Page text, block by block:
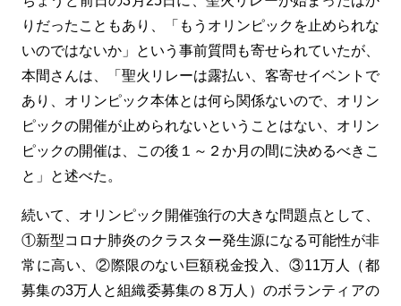
りだったこともあり、「もうオリンピックを止められな
いのではないか」という事前質問も寄せられていたが、
本間さんは、「聖火リレーは露払い、客寄せイベントで
あり、オリンピック本体とは何ら関係ないので、オリン
ピックの開催が止められないということはない、オリン
ピックの開催は、この後１～２か月の間に決めるべきこ
と」と述べた。
続いて、オリンピック開催強行の大きな問題点として、
①新型コロナ肺炎のクラスター発生源になる可能性が非
常に高い、②際限のない巨額税金投入、③11万人（都
募集の3万人と組織委募集の８万人）のボランティアの